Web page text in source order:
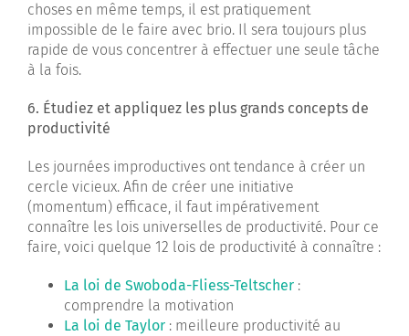
choses en même temps, il est pratiquement
impossible de le faire avec brio. Il sera toujours plus
rapide de vous concentrer à effectuer une seule tâche
à la fois.
6. Étudiez et appliquez les plus grands concepts de
productivité
Les journées improductives ont tendance à créer un
cercle vicieux. Afin de créer une initiative
(momentum) efficace, il faut impérativement
connaître les lois universelles de productivité. Pour ce
faire, voici quelque 12 lois de productivité à connaître :
La loi de Swoboda-Fliess-Teltscher :
comprendre la motivation
La loi de Taylor: meilleure productivité au